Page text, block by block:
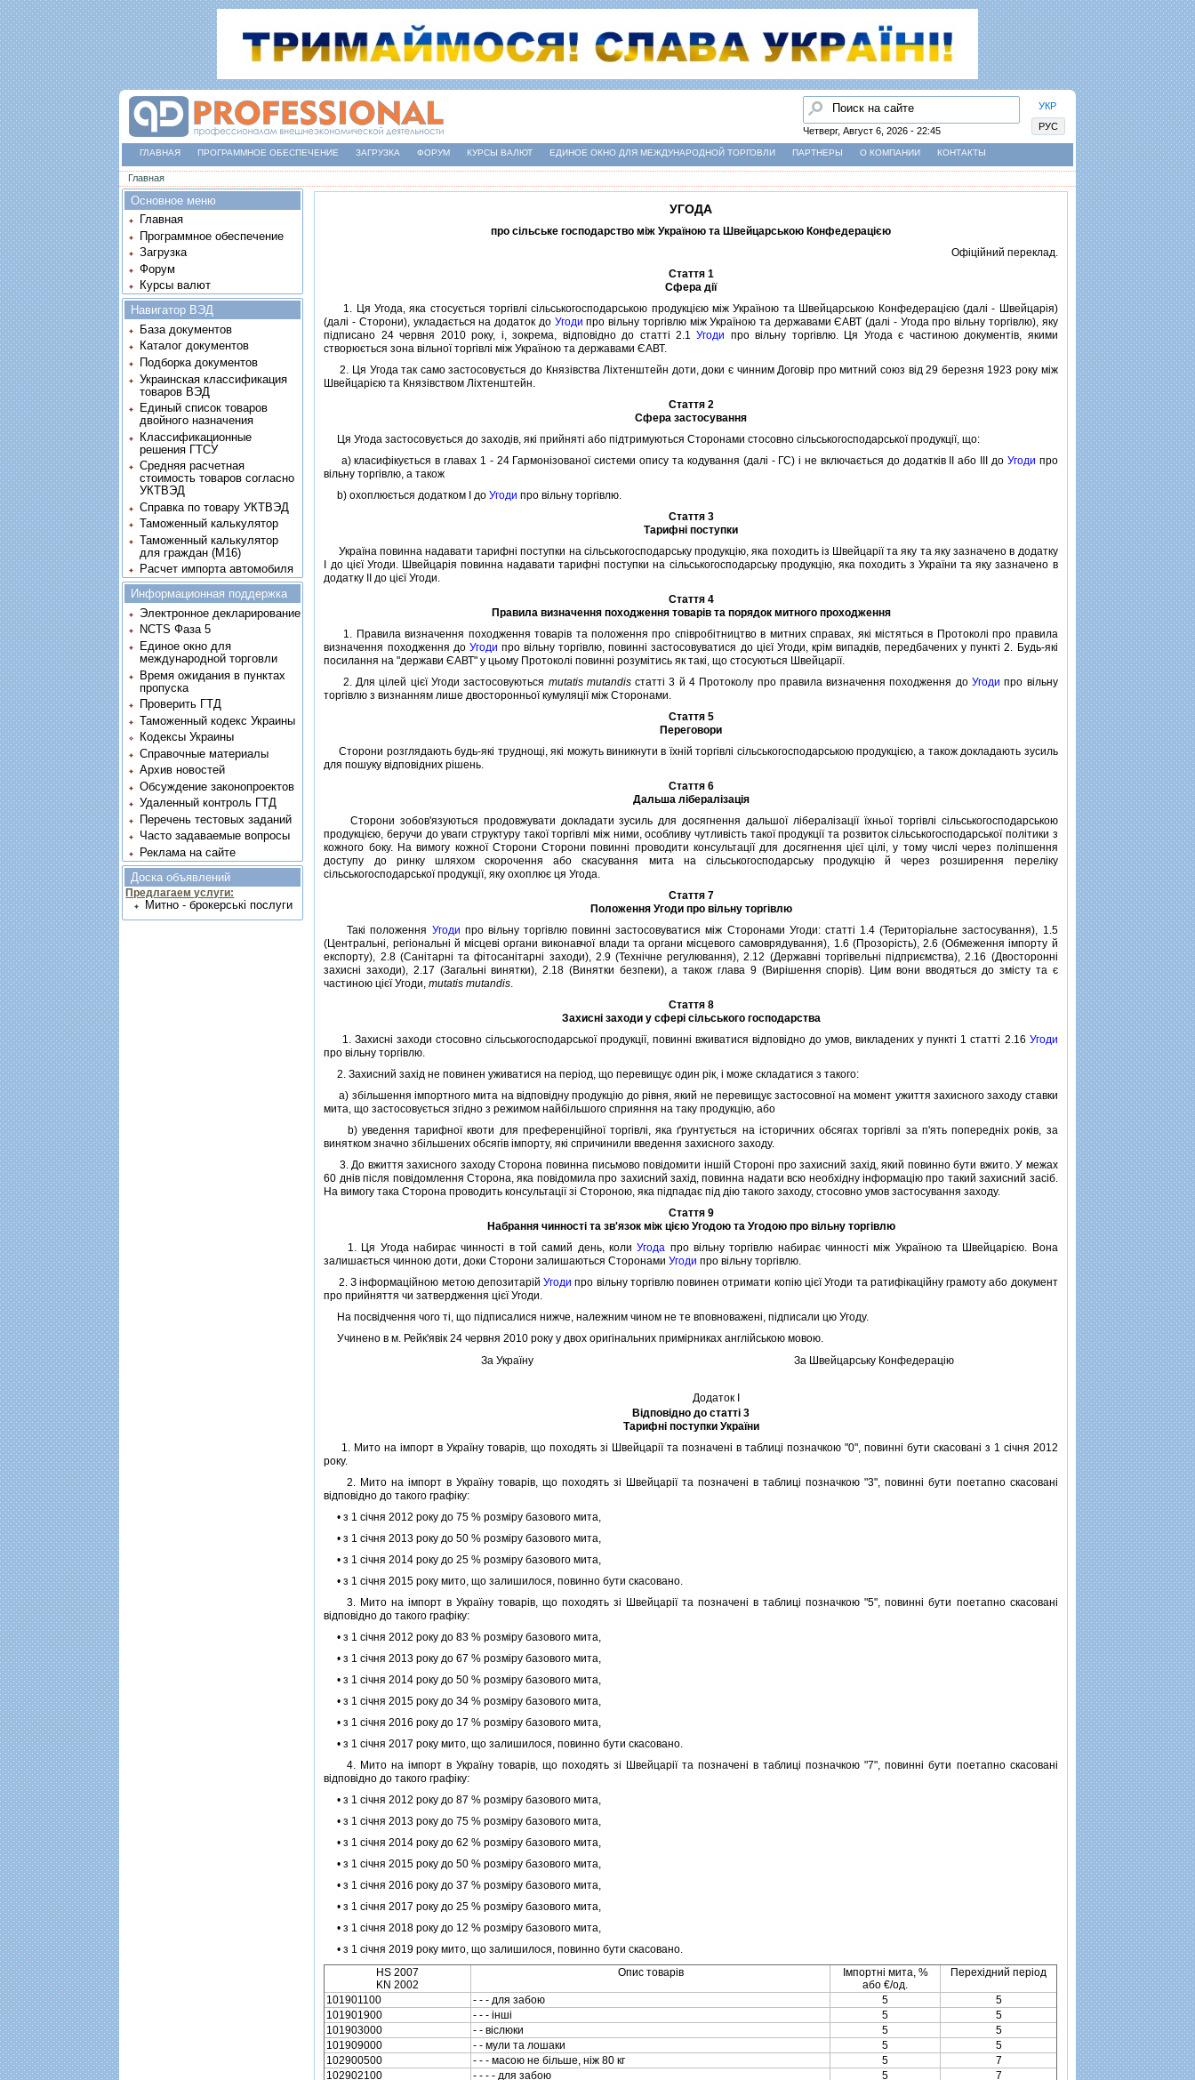
УКР
РУС
Найти
Четверг, Август 6, 2026 - 22:45
ГЛАВНАЯ ПРОГРАММНОЕ ОБЕСПЕЧЕНИЕ ЗАГРУЗКА ФОРУМ КУРСЫ ВАЛЮТ ЕДИНОЕ ОКНО ДЛЯ МЕЖДУНАРОДНОЙ ТОРГОВЛИ ПАРТНЕРЫ О КОМПАНИИ КОНТАКТЫ
Вы здесь
Главная
УГОДА
про сiльське господарство мiж Україною та Швейцарською Конфедерацiєю
Офiцiйний переклад.
Стаття 1
Сфера дiї
1. Ця Угода, яка стосується торгiвлi сiльськогосподарською продукцiєю мiж Україною та Швейцарською Конфедерацiєю (далi - Швейцарiя)
(далi - Сторони), укладається на додаток до Угоди про вiльну торгiвлю мiж Україною та державами ЄАВТ (далi - Угода про вiльну торгiвлю), яку
пiдписано 24 червня 2010 року, i, зокрема, вiдповiдно до статтi 2.1Угоди про вiльну торгiвлю. Ця Угода є частиною документiв, якими
створюється зона вiльної торгiвлi мiж Україною та державами ЄАВТ.
2. Ця Угода так само застосовується до Князiвства Лiхтенштейн доти, доки є чинним Договiр про митний союз вiд 29 березня 1923 року мiж
Швейцарiєю та Князiвством Лiхтенштейн.
Стаття 2
Сфера застосування
Ця Угода застосовується до заходiв, якi прийнятi або пiдтримуються Сторонами стосовно сiльськогосподарської продукцiї, що:
a) класифiкується в главах 1 - 24 Гармонiзованої системи опису та кодування (далi - ГС) i не включається до додаткiв II або III до Угоди про
вiльну торгiвлю, а також
b) охоплюється додатком I доУгоди про вiльну торгiвлю.
Стаття 3
Тарифнi поступки
Україна повинна надавати тарифнi поступки на сiльськогосподарську продукцiю, яка походить iз Швейцарiї та яку та яку зазначено в додатку
I до цiєї Угоди. Швейцарiя повинна надавати тарифнi поступки на сiльськогосподарську продукцiю, яка походить з України та яку зазначено в
додатку II до цiєї Угоди.
Стаття 4
Правила визначення походження товарiв та порядок митного проходження
1. Правила визначення походження товарiв та положення про спiвробiтництво в митних справах, якi мiстяться в Протоколi про правила
визначення походження до Угоди про вiльну торгiвлю, повиннi застосовуватися до цiєї Угоди, крiм випадкiв, передбачених у пунктi 2. Будь-якi
посилання на "держави ЄАВТ" у цьому Протоколi повиннi розумiтись як такi, що стосуються Швейцарiї.
2. Для цiлей цiєї Угоди застосовуються mutatis mutandisстаттi 3 й 4 Протоколу про правила визначення походження доУгоди про вiльну
торгiвлю з визнанням лише двосторонньої кумуляцiї мiж Сторонами.
Стаття 5
Переговори
Сторони розглядають будь-якi труднощi, якi можуть виникнути в їхнiй торгiвлi сiльськогосподарською продукцiєю, а також докладають зусиль
для пошуку вiдповiдних рiшень.
Стаття 6
Дальша лiбералiзацiя
Сторони зобов'язуються продовжувати докладати зусиль для досягнення дальшої лiбералiзацiї їхньої торгiвлi сiльськогосподарською
продукцiєю, беручи до уваги структуру такої торгiвлi мiж ними, особливу чутливiсть такої продукцiї та розвиток сiльськогосподарської полiтики з
кожного боку. На вимогу кожної Сторони Сторони повиннi проводити консультацiї для досягнення цiєї цiлi, у тому числi через полiпшення
доступу до ринку шляхом скорочення або скасування мита на сiльськогосподарську продукцiю й через розширення перелiку
сiльськогосподарської продукцiї, яку охоплює ця Угода.
Стаття 7
Положення Угоди про вiльну торгiвлю
Такi положення Угоди про вiльну торгiвлю повиннi застосовуватися мiж Сторонами Угоди: статтi 1.4 (Територiальне застосування), 1.5
(Центральнi, регiональнi й мiсцевi органи виконавчої влади та органи мiсцевого самоврядування), 1.6 (Прозорiсть), 2.6 (Обмеження iмпорту й
експорту), 2.8 (Санiтарнi та фiтосанiтарнi заходи), 2.9 (Технiчне регулювання), 2.12 (Державнi торгiвельнi пiдприємства), 2.16 (Двостороннi
захиснi заходи), 2.17 (Загальнi винятки), 2.18 (Винятки безпеки), а також глава 9 (Вирiшення спорiв). Цим вони вводяться до змiсту та є
частиною цiєї Угоди,mutatis mutandis
Стаття 8
Захиснi заходи у сферi сiльського господарства
1. Захиснi заходи стосовно сiльськогосподарської продукцiї, повиннi вживатися вiдповiдно до умов, викладених у пунктi 1 статтi 2.16 Угоди
про вiльну торгiвлю.
2. Захисний захiд не повинен уживатися на перiод, що перевищує один рiк, i може складатися з такого:
a) збiльшення iмпортного мита на вiдповiдну продукцiю до рiвня, який не перевищує застосовної на момент ужиття захисного заходу ставки
мита, що застосовується згiдно з режимом найбiльшого сприяння на таку продукцiю, або
b) уведення тарифної квоти для преференцiйної торгiвлi, яка ґрунтується на iсторичних обсягах торгiвлi за п'ять попереднiх рокiв, за
винятком значно збiльшених обсягiв iмпорту, якi спричинили введення захисного заходу.
3. До вжиття захисного заходу Сторона повинна письмово повiдомити iншiй Сторонi про захисний захiд, який повинно бути вжито. У межах
60 днiв пiсля повiдомлення Сторона, яка повiдомила про захисний захiд, повинна надати всю необхiдну iнформацiю про такий захисний засiб.
На вимогу така Сторона проводить консультацiї зi Стороною, яка пiдпадає пiд дiю такого заходу, стосовно умов застосування заходу.
Стаття 9
Набрання чинностi та зв'язок мiж цiєю Угодою та Угодою про вiльну торгiвлю
1. Ця Угода набирає чинностi в той самий день, колиУгода про вiльну торгiвлю набирає чинностi мiж Україною та Швейцарiєю. Вона
залишається чинною доти, доки Сторони залишаються СторонамиУгоди про вiльну торгiвлю.
2. З iнформацiйною метою депозитарiйУгоди про вiльну торгiвлю повинен отримати копiю цiєї Угоди та ратифiкацiйну грамоту або документ
про прийняття чи затвердження цiєї Угоди.
На посвiдчення чого тi, що пiдписалися нижче, належним чином не те вповноваженi, пiдписали цю Угоду.
Учинено в м. Рейк'явiк 24 червня 2010 року у двох оригiнальних примiрниках англiйською мовою.
За Україну
За Швейцарську Конфедерацiю
Додаток I
Вiдповiдно до статтi 3
Тарифнi поступки України
1. Мито на iмпорт в Україну товарiв, що походять зi Швейцарiї та позначенi в таблицi позначкою "0", повиннi бути скасованi з 1 сiчня 2012
року.
2. Мито на iмпорт в Україну товарiв, що походять зi Швейцарiї та позначенi в таблицi позначкою "3", повиннi бути поетапно скасованi
вiдповiдно до такого графiку:
• з 1 сiчня 2012 року до 75 % розмiру базового мита,
• з 1 сiчня 2013 року до 50 % розмiру базового мита,
• з 1 сiчня 2014 року до 25 % розмiру базового мита,
• з 1 сiчня 2015 року мито, що залишилося, повинно бути скасовано.
3. Мито на iмпорт в Україну товарiв, що походять зi Швейцарiї та позначенi в таблицi позначкою "5", повиннi бути поетапно скасованi
вiдповiдно до такого графiку:
• з 1 сiчня 2012 року до 83 % розмiру базового мита,
• з 1 сiчня 2013 року до 67 % розмiру базового мита,
• з 1 сiчня 2014 року до 50 % розмiру базового мита,
• з 1 сiчня 2015 року до 34 % розмiру базового мита,
• з 1 сiчня 2016 року до 17 % розмiру базового мита,
• з 1 сiчня 2017 року мито, що залишилося, повинно бути скасовано.
4. Мито на iмпорт в Україну товарiв, що походять зi Швейцарiї та позначенi в таблицi позначкою "7", повиннi бути поетапно скасованi
вiдповiдно до такого графiку:
• з 1 сiчня 2012 року до 87 % розмiру базового мита,
• з 1 сiчня 2013 року до 75 % розмiру базового мита,
• з 1 сiчня 2014 року до 62 % розмiру базового мита,
• з 1 сiчня 2015 року до 50 % розмiру базового мита,
• з 1 сiчня 2016 року до 37 % розмiру базового мита,
• з 1 сiчня 2017 року до 25 % розмiру базового мита,
• з 1 сiчня 2018 року до 12 % розмiру базового мита,
• з 1 сiчня 2019 року мито, що залишилося, повинно бути скасовано.
HS 2007
KN 2002
Опис товарiв
Iмпортнi мита, %
або €/од.
Перехiдний перiод
101901100 - - - для забою 5
5
101901900
- - - iншi 5
5
101903000
- - вiслюки 5
5
101909000
- - мули та лошаки 5
5
102900500
- - - масою не бiльше, нiж 80 кг 5
7
102902100
- - - - для забою 5
7
Основное меню
Главная
Программное обеспечение
Загрузка
Форум
Курсы валют
Навигатор ВЭД
База документов
Каталог документов
Подборка документов
Украинская классификация
товаров ВЭД
Единый список товаров
двойного назначения
Классификационные
решения ГТСУ
Средняя расчетная
стоимость товаров согласно
УКТВЭД
Справка по товару УКТВЭД
Таможенный калькулятор
Таможенный калькулятор
для граждан (M16)
Расчет импорта автомобиля
Информационная поддержка
Электронное декларирование
NCTS Фаза 5
Единое окно для
международной торговли
Время ожидания в пунктах
пропуска
Проверить ГТД
Таможенный кодекс Украины
Кодексы Украины
Справочные материалы
Архив новостей
Обсуждение законопроектов
Удаленный контроль ГТД
Перечень тестовых заданий
Часто задаваемые вопросы
Реклама на сайте
Доска объявлений
Предлагаем услуги:
Митно - брокерські послуги